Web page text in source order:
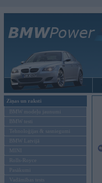
Ziņas un raksti
BMW modeļu jaunumi
BMW testi
Tehnoloģijas & sasniegumi
BMW Latvijā
MINI
Rolls-Royce
Pasākumi
Vadāmības tests